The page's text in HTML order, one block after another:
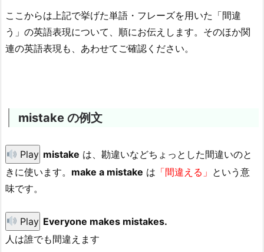
ここからは上記で挙げた単語・フレーズを用いた「間違
う」の英語表現について、順にお伝えします。そのほか関
連の英語表現も、あわせてご確認ください。
mistake の例文
Play mistake は、勘違いなどちょっとした間違いのと
きに使います。 make a mistake は 「間違える」 という意
味です。
Play Everyone makes mistakes.
人は誰でも間違えます